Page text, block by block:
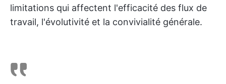
limitations qui affectent l'efficacité des flux de
travail, l'évolutivité et la convivialité générale.